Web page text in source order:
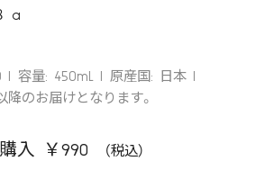
a
容量: 450mL
原産国: 日本
降のお届けとなります。
入 ￥990